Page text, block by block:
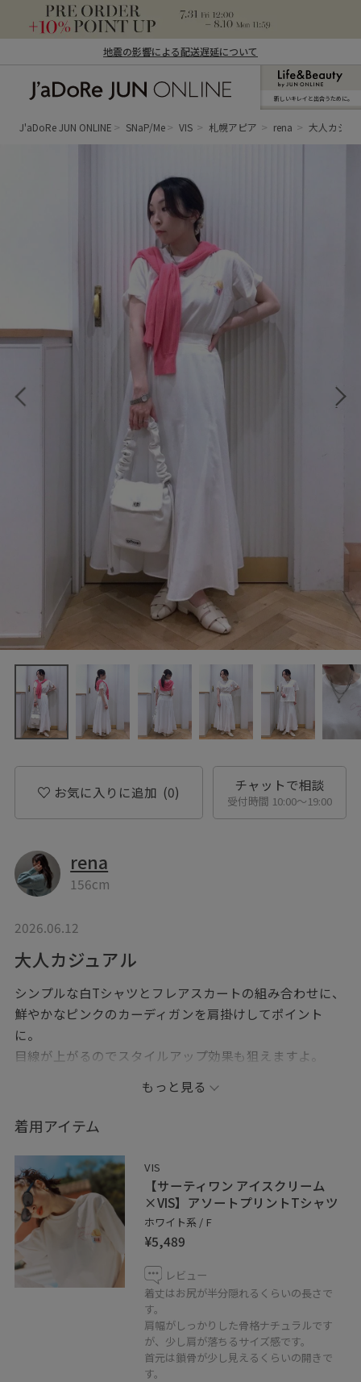
地震の影響による配送遅延について
ン オンライン）
新しいキレイと出合うために。
J'aDoRe JUN ONLINE SNaP/Me VIS 札幌アピア rena 大人カジュ
お気に入りに追加 (0) チャットで相談
受付時間 10:00〜19:00
rena
156cm
2026.06.12
大人カジュアル
シンプルな白Tシャツとフレアスカートの組み合わせに、
鮮やかなピンクのカーディガンを肩掛けしてポイント
に。
目線が上がるのでスタイルアップ効果も狙えますよ。
記載の無い物はスタッフ私物です。
【information】
Instagram→rena4.vis
お気に入りの投稿やスタッフをハートボタンからお気に
入りに追加していただくと、【お気に入り】タブから、
投稿をご覧いただきやすくなりますのでぜひお試しくだ
さいませ♡
また、LINEで在庫のお問い合わせや商品、コーディネー
トのご相談などもお気軽にお問い合わせくださいませ。
LINEで札幌アピアVISスタッフにご相談は【友だち追加】
もっと見る
着用アイテム
VIS
【サーティワン アイスクリーム
×VIS】アソートプリントTシャツ
ホワイト系 / F
¥5,489
レビュー
着丈はお尻が半分隠れるくらいの長さで
す。
肩幅がしっかりした骨格ナチュラルです
が、少し肩が落ちるサイズ感です。
首元は鎖骨が少し見えるくらいの開きで
す。